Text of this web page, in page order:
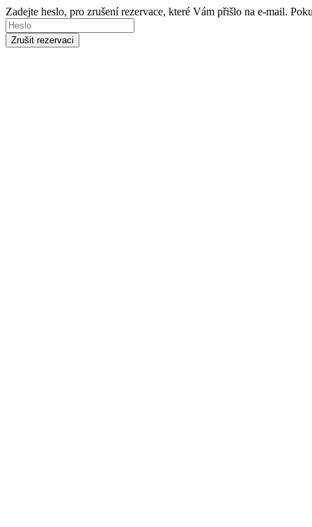
Zadejte heslo, pro zrušení rezervace, které Vám přišlo na e-mail.
Zrušit rezervaci